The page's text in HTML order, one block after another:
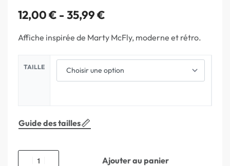
12,00€ 35,99€
Affiche inspirée de Marty McFly, moderne et rétro.
TAILLE
Guide des tailles
Ajouter au panier